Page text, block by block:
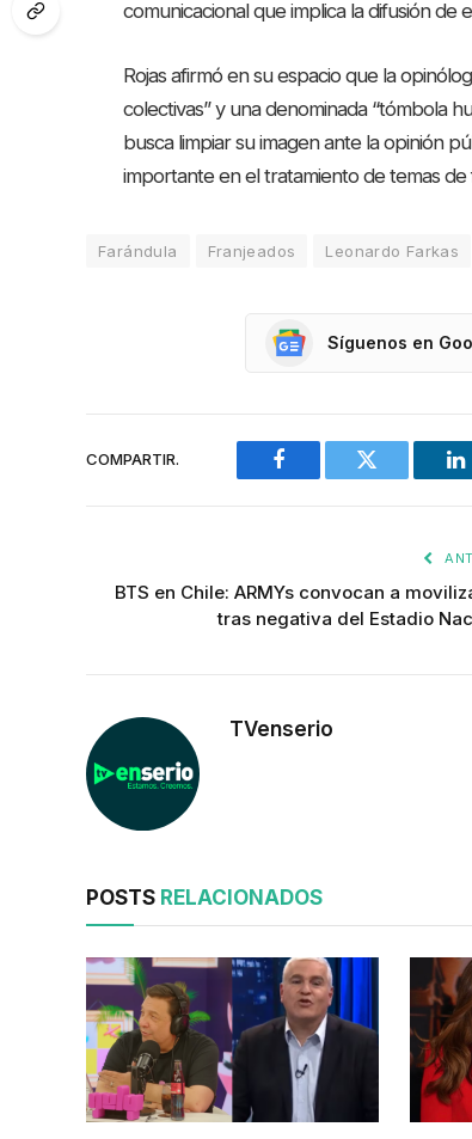
comunicacional que implica la difusión de
Rojas afirmó en su espacio que la
colectivas” y una denominada “tómbola
busca limpiar su imagen ante la opinión
importante en el tratamiento de temas de
Farándula Franjeados Leonardo Farkas
Síguenos en
COMPARTIR.
Facebook Twitter
BTS en Chile: ARMYs convocan a
tras negativa del Estadio
TVenserio
POSTS RELACIONADOS